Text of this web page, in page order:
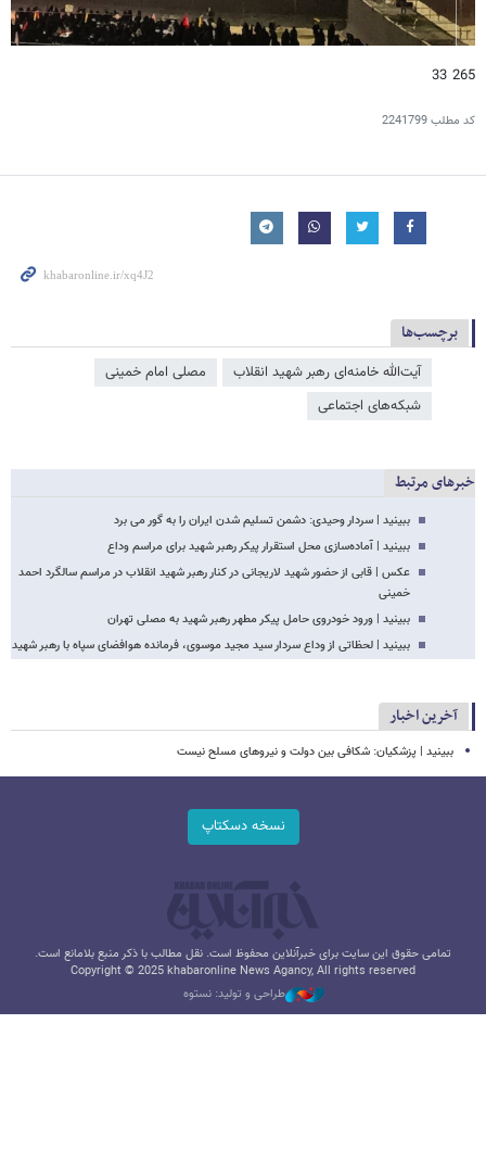
265 33
کد مطلب2241799
برچسب‌ها
آیت‌الله خامنه‌ای رهبر شهید انقلاب
مصلی امام خمینی
شبکه‌‌های اجتماعی
خبرهای مرتبط
ببینید | سردار وحیدی: دشمن تسلیم شدن ایران را به گور می برد
ببینید | آماده‌سازی محل استقرار پیکر رهبر شهید برای مراسم وداع
عکس | قابی از حضور شهید لاریجانی در کنار رهبر شهید انقلاب در مراسم سالگرد احمد
خمینی
ببینید | ورود خودروی حامل پیکر مطهر رهبر شهید به مصلی تهران
ببینید | لحظاتی از وداع سردار سید مجید موسوی، فرمانده هوافضای سپاه با رهبر شهید
آخرین اخبار
ببینید | پزشکیان: شکافی بین دولت و نیروهای مسلح نیست
نسخه دسکتاپ
تمامی حقوق این سایت برای خبرآنلاین محفوظ است. نقل مطالب با ذکر منبع بلامانع است.
Copyright © 2025 khabaronline News Agancy, All rights reserved
طراحی و تولید: نستوه